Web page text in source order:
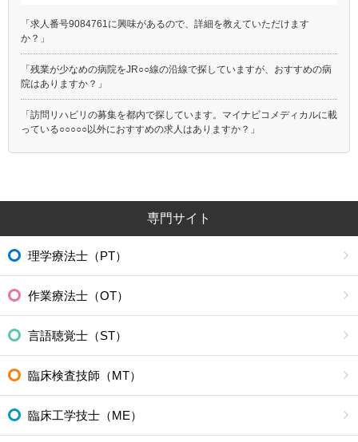
「求人番号9084761に興味があるので、詳細を教えていただけます
か？」
「残業が少なめの病院をJR○○線の沿線で探していますが、おすすめの病
院はありますか？」
「訪問リハビリの募集を都内で探しています。マイナビコメディカルに載
っている○○○○○以外におすすめの求人はありますか？」
専門サイト
理学療法士（PT）
作業療法士（OT）
言語聴覚士（ST）
臨床検査技師（MT）
臨床工学技士（ME）